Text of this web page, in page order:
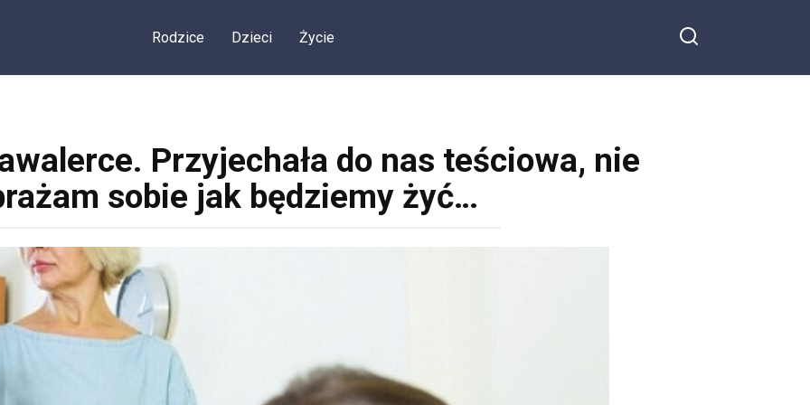
Rodzice Dzieci Życie
Przyjechała do nas teściowa, nie
sobie jak będziemy żyć…